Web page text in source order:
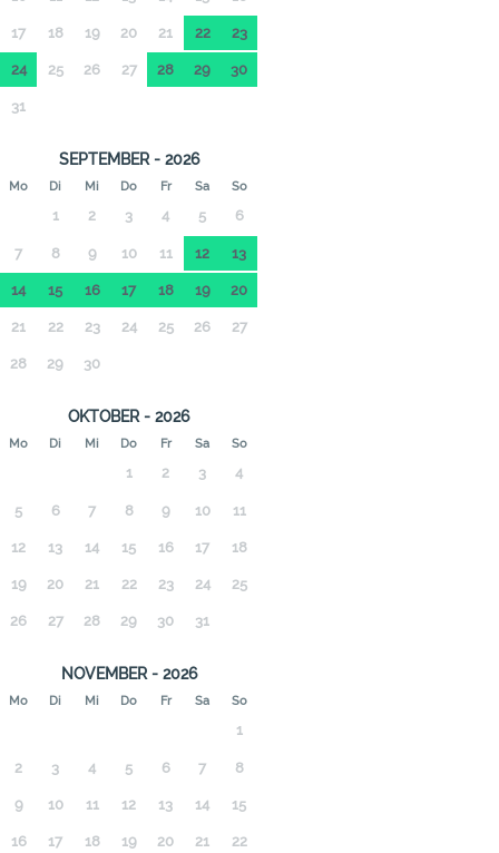
17 18 19 20 21 22 23
24 25 26 27 28 29 30
31
SEPTEMBER - 2026
Mo Di Mi Do Fr Sa So
1 2 3 4 5 6
7 8 9 10 11 12 13
14 15 16 17 18 19 20
21 22 23 24 25 26 27
28 29 30
OKTOBER - 2026
Mo Di Mi Do Fr Sa So
1 2 3 4
5 6 7 8 9 10 11
12 13 14 15 16 17 18
19 20 21 22 23 24 25
26 27 28 29 30 31
NOVEMBER - 2026
Mo Di Mi Do Fr Sa So
1
2 3 4 5 6 7 8
9 10 11 12 13 14 15
16 17 18 19 20 21 22